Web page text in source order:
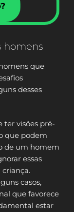
homens
que
desses
ter visões pré-
que podem
de um homem
essas
criança.
casos,
que favorece
estar